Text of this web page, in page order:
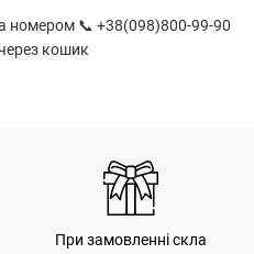
номером 📞 +38(098)800-99-90
кошик
При замовленні скла